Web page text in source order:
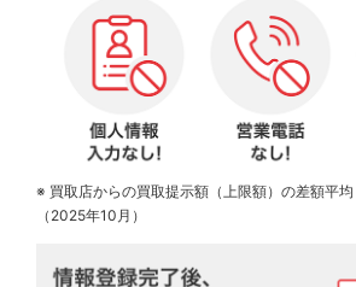
※ 買取店からの買取提示額（上限額）の差額平均
（2025年10月）